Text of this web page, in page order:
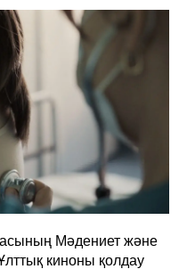
Мәдениет және
киноны қолдау